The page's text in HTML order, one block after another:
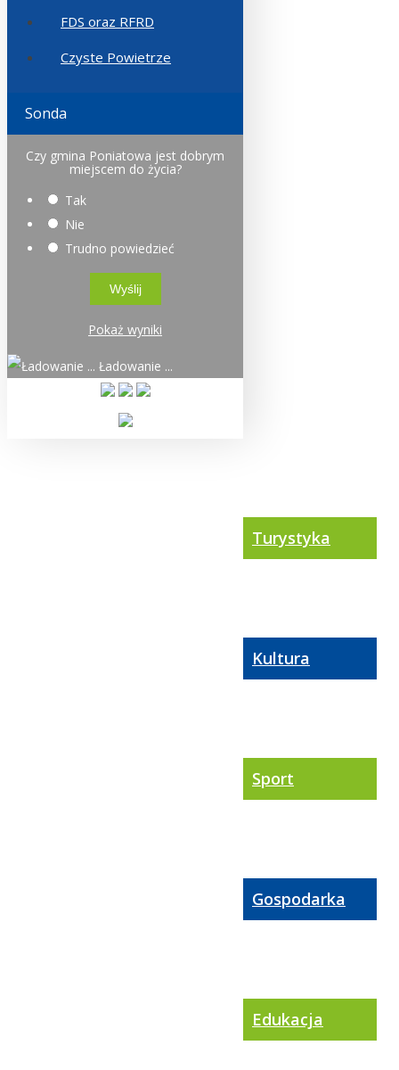
FDS oraz RFRD
Czyste Powietrze
Sonda
Czy gmina Poniatowa jest dobrym
miejscem do życia?
Tak
Nie
Trudno powiedzieć
Pokaż wyniki
Ładowanie ...
Turystyka
Kultura
Sport
Gospodarka
Edukacja